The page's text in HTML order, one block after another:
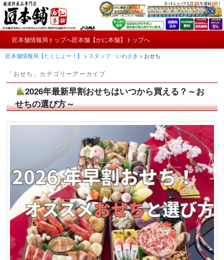
メ
イ
ン
ン
テ
サ
ブ
コ
テ
ン
匠本舗情報局【たくじょー！】
かにやおせちについてのおもしろ情報や興味深い記事をお届けします。
ン
メ
イ
ン
コ
ツ
へ
移
サ
ブ
コ
ン
へ
移
動
匠本舗情報局トップへ匠本舗【かに本舗】トップへ
匠本舗情報局【たくじょー！】 > スタッフ いわさき > おせち
「 おせち 」カテゴリーアーカイブ
2026年最新早割おせちはいつから買える？～お
せちの選び方～